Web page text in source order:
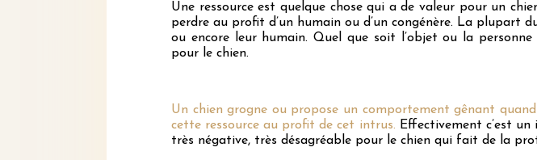
Une ressource est quelque chose qui a de valeur pour un
perdre au profit d’un humain ou d’un congénère. La plupart
ou encore leur humain. Quel que soit l’objet ou la personne
pour le chien.
Un chien grogne ou propose un comportement gênant
cette ressource au profit de cet intrus. Effectivement c’est
très négative, très désagréable pour le chien qui fait de la